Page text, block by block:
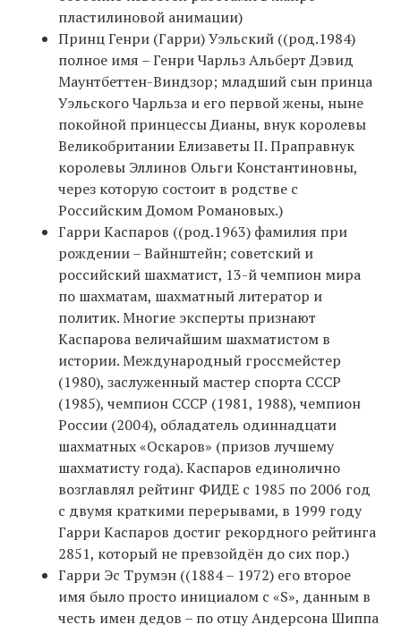
пластилиновой анимации)
Принц Генри (Гарри) Уэльский ((род.1984)
полное имя – Генри Чарльз Альберт Дэвид
Маунтбеттен-Виндзор; младший сын принца
Уэльского Чарльза и его первой жены, ныне
покойной принцессы Дианы, внук королевы
Великобритании Елизаветы II. Праправнук
королевы Эллинов Ольги Константиновны,
через которую состоит в родстве с
Российским Домом Романовых.)
Гарри Каспаров ((род.1963) фамилия при
рождении – Вайнштейн; советский и
российский шахматист, 13-й чемпион мира
по шахматам, шахматный литератор и
политик. Многие эксперты признают
Каспарова величайшим шахматистом в
истории. Международный гроссмейстер
(1980), заслуженный мастер спорта СССР
(1985), чемпион СССР (1981, 1988), чемпион
России (2004), обладатель одиннадцати
шахматных «Оскаров» (призов лучшему
шахматисту года). Каспаров единолично
возглавлял рейтинг ФИДЕ с 1985 по 2006 год
с двумя краткими перерывами, в 1999 году
Гарри Каспаров достиг рекордного рейтинга
2851, который не превзойдён до сих пор.)
Гарри Эс Трумэн ((1884 – 1972) его второе
имя было просто инициалом с «S», данным в
честь имен дедов – по отцу Андерсона Шиппа